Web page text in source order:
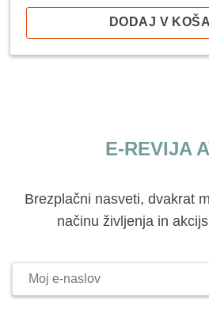
DODAJ V
E-REVIJA
Brezplačni nasveti, dvakrat
načinu življenja in
naslov